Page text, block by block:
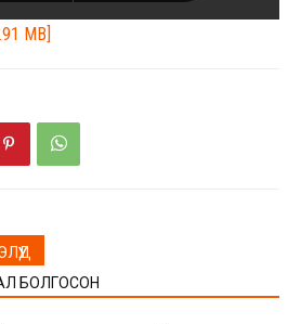
MB]
БОЛГОСОН